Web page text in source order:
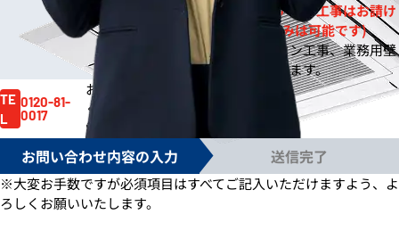
※一般住宅への壁掛ルームエアコン工事はお請け
しておりません。(機器販売のみは可能です)
※事務所や店舗のルームエアコン工事、業務用壁
掛エアコン工事は対応しております。
TE
L
0120-81-
0017
お見積り依頼はお電話でも賜ります。お気軽にご依頼
ください。
電話受付時間 /
お問い合わせ内容の入力 送信完了
※大変お手数ですが必須項目はすべてご記入いただけますよう、よ
ろしくお願いいたします。